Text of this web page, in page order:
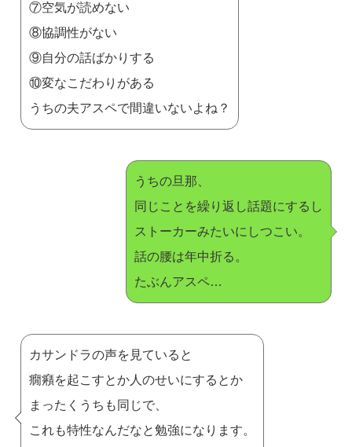
⑦空気が読めない
⑧協調性がない
⑨自分の話ばかりする
⑩変なこだわりがある
うちの夫アスペで間違いないよね？
うちの旦那、
同じことを繰り返し話題にするし
ストーカーみたいにしつこい。
話の腰は年中折る。
たぶんアスペ…
カサンドラの声を見ていると
癇癪を起こすとか人のせいにするとか
まったくうちも同じで、
これも特性なんだなと勉強になります。